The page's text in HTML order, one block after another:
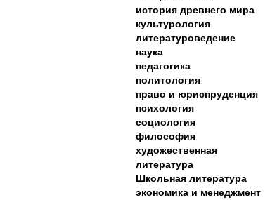
история древнего мира
культурология
литературоведение
наука
педагогика
политология
право и юриспруденция
психология
социология
философия
художественная
литература
Школьная литература
экономика и менеджмент